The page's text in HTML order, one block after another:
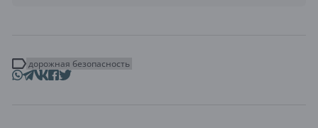
дорожная безопасность